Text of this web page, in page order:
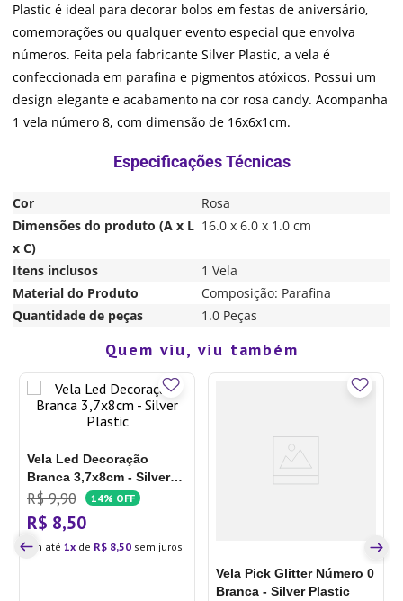
Plastic é ideal para decorar bolos em festas de aniversário,
comemorações ou qualquer evento especial que envolva
números. Feita pela fabricante Silver Plastic, a vela é
confeccionada em parafina e pigmentos atóxicos. Possui um
design elegante e acabamento na cor rosa candy. Acompanha
1 vela número 8, com dimensão de 16x6x1cm.
Cor
Rosa
Dimensões do produto (A x L
x C)
16.0 x 6.0 x 1.0 cm
Itens inclusos
1 Vela
Material do Produto
Composição: Parafina
Quantidade de peças
1.0 Peças
Quem viu, viu também
Vela Led Decoração
Branca 3,7x8cm - Silver
Plastic
R$ 9,90 14% OFF
R$ 8,50
Em até 1 de R$ 8,50 sem juros
Vela Pick Glitter Número 0
Branca - Silver Plastic